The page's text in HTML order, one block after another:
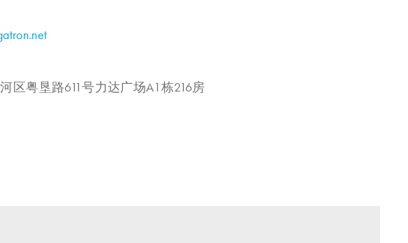
区粤垦路611号力达广场A1栋216房